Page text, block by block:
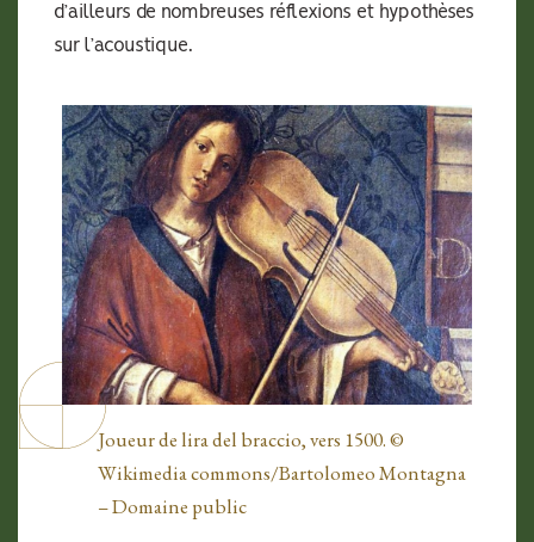
d’ailleurs de nombreuses réflexions et hypothèses
sur l’acoustique.
Joueur de lira del braccio, vers 1500. ©
Wikimedia commons/Bartolomeo Montagna
– Domaine public